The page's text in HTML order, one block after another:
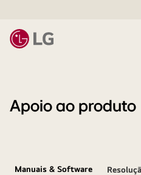
Apoio ao produto
Manuais & Software